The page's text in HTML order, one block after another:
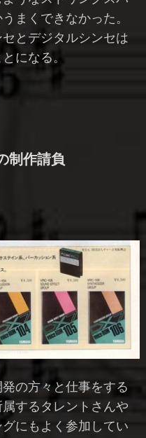
まくできなかった。
とデジタルシンセは
になる。
制作請負
の方々と仕事をする
するタレントさんや
にもよく参加してい